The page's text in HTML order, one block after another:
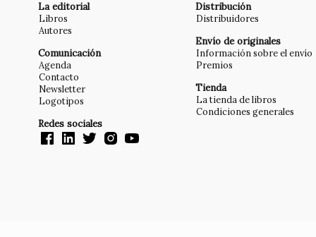
La editorial
Libros
Autores
Comunicación
Agenda
Contacto
Newsletter
Logotipos
Redes sociales
Distribución
Distribuidores
Envío de originales
Información sobre el envío
Premios
Tienda
La tienda de libros
Condiciones generales